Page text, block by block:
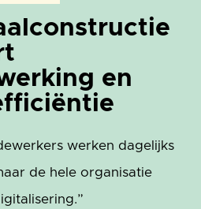
en
werken dagelijks
de hele organisatie